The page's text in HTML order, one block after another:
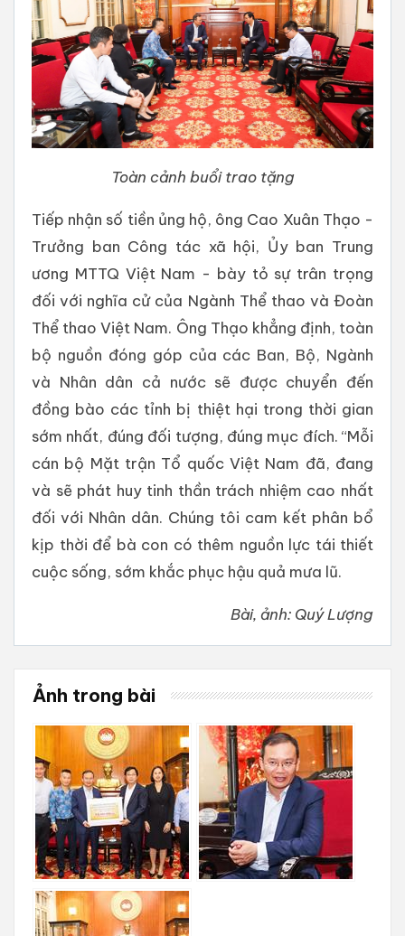
Toàn cảnh buổi trao tặng
Tiếp nhận số tiền ủng hộ, ông Cao Xuân Thạo -
Trưởng ban Công tác xã hội, Ủy ban Trung
ương MTTQ Việt Nam - bày tỏ sự trân trọng
đối với nghĩa cử của Ngành Thể thao và Đoàn
Thể thao Việt Nam. Ông Thạo khẳng định, toàn
bộ nguồn đóng góp của các Ban, Bộ, Ngành
và Nhân dân cả nước sẽ được chuyển đến
đồng bào các tỉnh bị thiệt hại trong thời gian
sớm nhất, đúng đối tượng, đúng mục đích. “Mỗi
cán bộ Mặt trận Tổ quốc Việt Nam đã, đang
và sẽ phát huy tinh thần trách nhiệm cao nhất
đối với Nhân dân. Chúng tôi cam kết phân bổ
kịp thời để bà con có thêm nguồn lực tái thiết
cuộc sống, sớm khắc phục hậu quả mưa lũ.
Bài, ảnh: Quý Lượng
Ảnh trong bài